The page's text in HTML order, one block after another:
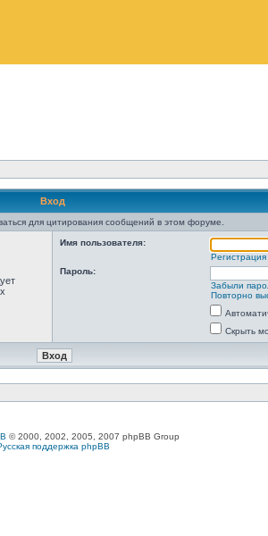
Вход
для цитирования сообщений в этом форуме.
Имя пользователя:
Регистрация
Пароль:
Забыли
Повторно
Скрыть
© 2000, 2002, 2005, 2007 phpBB Group
поддержка phpBB